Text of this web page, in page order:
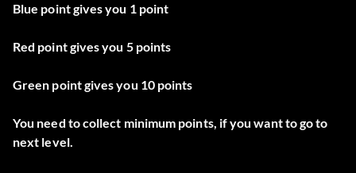
Blue point gives you 1 point
Red point gives you 5 points
Green point gives you 10 points
You need to collect minimum points, if you want to go to
next level.